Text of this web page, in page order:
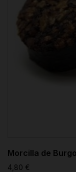
Morcilla de
4,80 €